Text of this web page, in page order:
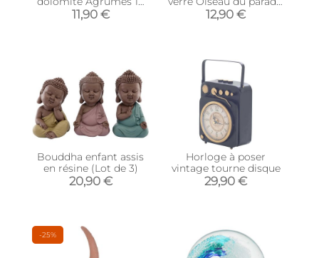
cm (Lot de 2)
11,90 €
20 x 7 cm (Orange)
12,90 €
Bouddha enfant assis
en résine (Lot de 3)
20,90 €
Horloge à poser
vintage tourne disque
29,90 €
-25%